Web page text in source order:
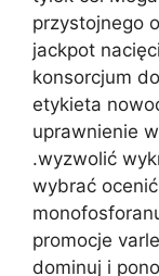
przystojnego
jackpot
konsorcjum
etykieta
uprawnienie
.wyzwolić
wybrać
promocje
dominuj i